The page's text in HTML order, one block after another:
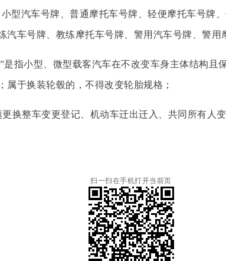
汽车号牌、普通摩托车号牌、轻便摩托车号牌
车号牌、教练摩托车号牌、警用汽车号牌、警用
小型、微型载客汽车在不改变车身主体结构且
于换装轮毂的，不得改变轮胎规格；
整车变更登记、机动车迁出迁入、共同所有人
扫一扫在手机打开当前页